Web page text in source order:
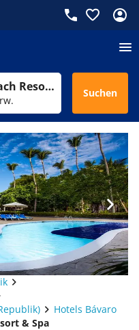
Vista Sol Punta Cana Beach Resort & Spa Suchen
Hotels Bávaro
& Spa